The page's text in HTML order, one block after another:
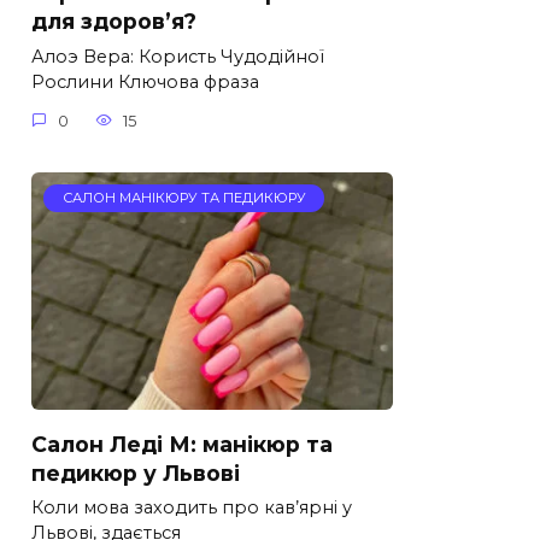
для здоров’я?
Алоэ Вера: Користь Чудодійної
Рослини Ключова фраза
0 15
САЛОН МАНІКЮРУ ТА ПЕДИКЮРУ
Салон Леді М: манікюр та
педикюр у Львові
Коли мова заходить про кав’ярні у
Львові, здається